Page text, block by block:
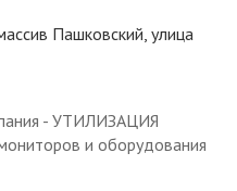
Пашковский, улица
- УТИЛИЗАЦИЯ
и оборудования